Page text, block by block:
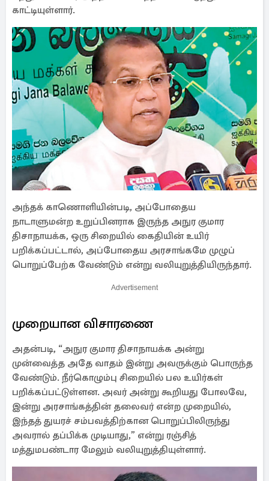
காட்டியுள்ளார்.
அந்தக் காணொளியின்படி, அப்போதைய
நாடாளுமன்ற உறுப்பினராக இருந்த அநுர குமார
திசாநாயக்க, ஒரு சிறையில் கைதியின் உயிர்
பறிக்கப்பட்டால், அப்போதைய அரசாங்கமே முழுப்
பொறுப்பேற்க வேண்டும் என்று வலியுறுத்தியிருந்தார்.
Advertisement
முறையான விசாரணை
அதன்படி, “அநுர குமார திசாநாயக்க அன்று
முன்வைத்த அதே வாதம் இன்று அவருக்கும் பொருந்த
வேண்டும். நீர்கொழும்பு சிறையில் பல உயிர்கள்
பறிக்கப்பட்டுள்ளன. அவர் அன்று கூறியது போலவே,
இன்று அரசாங்கத்தின் தலைவர் என்ற முறையில்,
இந்தத் துயரச் சம்பவத்திற்கான பொறுப்பிலிருந்து
அவரால் தப்பிக்க முடியாது,” என்று ரஞ்சித்
மத்துமபண்டார மேலும் வலியுறுத்தியுள்ளார்.